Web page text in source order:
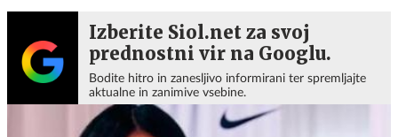
Izberite Siol.net za svoj
prednostni vir na Googlu.
Bodite hitro in zanesljivo informirani ter spremljajte
aktualne in zanimive vsebine.